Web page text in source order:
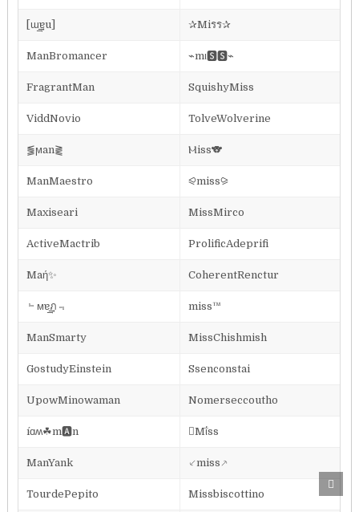
[ɯ͢͢͢ɐu] ✰Miรร✰
ManBromancer ⌁mι🆂🆂⌁
FragrantMan SquishyMiss
ViddNovio TolveWolverine
⪓ϻan⪔ Ⲙiss🐨
ManMaestro ⪨miss⪩
Maxiseari MissMirco
ActiveMactrib ProlificAdeprifi
Maή✨ CoherentRenctur
﹄ᴍɐ͢͢͢ภ﹃ miss™
ManSmarty MissChishmish
GostudyEinstein Ssenconstai
UpowMinowaman Nomerseccoutho
íɑʍ☘m🅰n Mΐss
ManYank ⸔miss⸕
TourdePepito Missbiscottino
to